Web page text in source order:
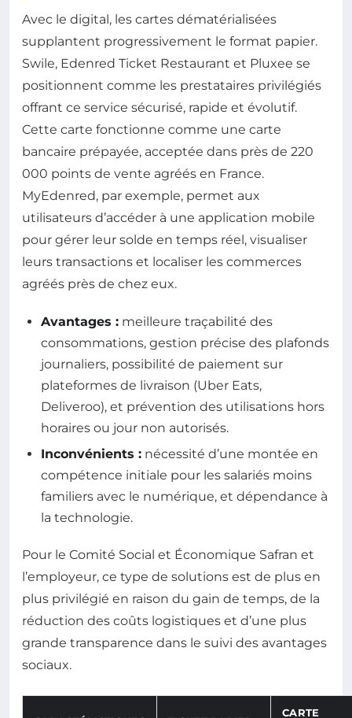
Avec le digital, les cartes dématérialisées
supplantent progressivement le format papier.
Swile, Edenred Ticket Restaurant et Pluxee se
positionnent comme les prestataires privilégiés
offrant ce service sécurisé, rapide et évolutif.
Cette carte fonctionne comme une carte
bancaire prépayée, acceptée dans près de 220
000 points de vente agréés en France.
MyEdenred, par exemple, permet aux
utilisateurs d’accéder à une application mobile
pour gérer leur solde en temps réel, visualiser
leurs transactions et localiser les commerces
agréés près de chez eux.
Avantages : meilleure traçabilité des
consommations, gestion précise des plafonds
journaliers, possibilité de paiement sur
plateformes de livraison (Uber Eats,
Deliveroo), et prévention des utilisations hors
horaires ou jour non autorisés.
Inconvénients : nécessité d’une montée en
compétence initiale pour les salariés moins
familiers avec le numérique, et dépendance à
la technologie.
Pour le Comité Social et Économique Safran et
l’employeur, ce type de solutions est de plus en
plus privilégié en raison du gain de temps, de la
réduction des coûts logistiques et d’une plus
grande transparence dans le suivi des avantages
sociaux.
CARTE